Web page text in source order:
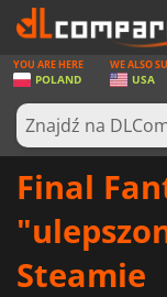
GRY
KARTY DO GIER
OPROGRAMOWANIE
SPRZĘT KOMPUTEROWY
YOU ARE HERE
POLAND
WE ALSO
USA
Final
Steamie